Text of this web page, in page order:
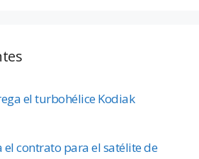
el turbohélice Kodiak
contrato para el satélite de